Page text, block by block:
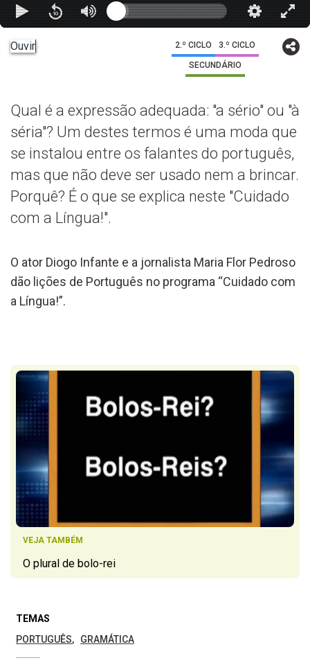
Ouvir 2.º CICLO 3.º CICLO
SECUNDÁRIO
Qual é a expressão adequada: "a sério" ou "à
séria"? Um destes termos é uma moda que
se instalou entre os falantes do português,
mas que não deve ser usado nem a brincar.
Porquê? É o que se explica neste "Cuidado
com a Língua!".
O ator Diogo Infante e a jornalista Maria Flor Pedroso
dão lições de Português no programa “Cuidado com
a Língua!”.
VEJA TAMBÉM
O plural de bolo-rei
TEMAS
PORTUGUÊS
GRAMÁTICA